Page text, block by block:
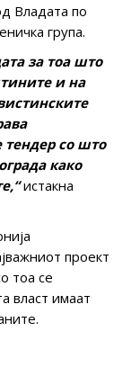
Владата по
група.
за тоа што
и на
со што
како
истакна
проект
тоа се
власт имаат